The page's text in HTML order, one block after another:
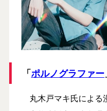
「ポルノグラファー
丸木戸マキ氏による